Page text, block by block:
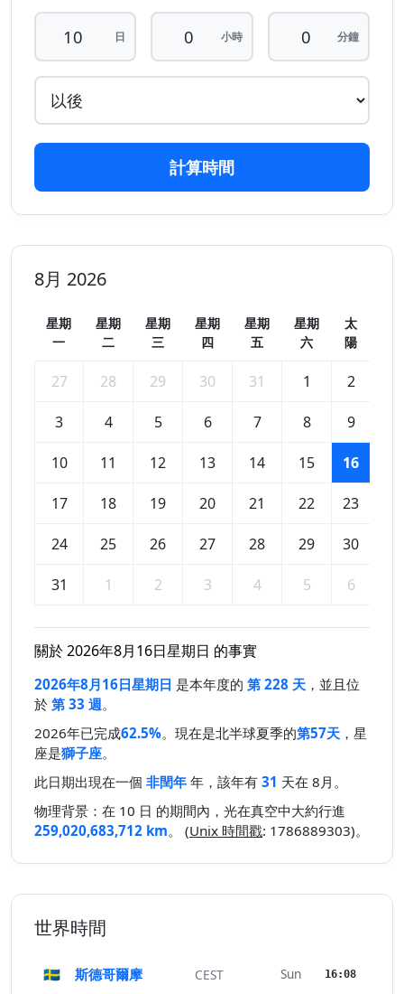
日 小時 分鐘
計算時間
8月 2026
星期
一
星期
二
星期
三
星期
四
星期
五
星期
六
太
陽
27 28 29 30 31 1 2
3 4 5 6 7 8 9
10 11 12 13 14 15 16
17 18 19 20 21 22 23
24 25 26 27 28 29 30
31 1 2 3 4 5 6
關於 2026年8月16日星期日 的事實
2026年8月16日星期日 是本年度的 第 228 天 ，並且位
於 第 33 週。
2026年已完成62.5%。現在是北半球夏季的第57天 ，星
座是獅子座。
此日期出現在一個 非閏年 年，該年有 31 天在 8月。
物理背景：在 10 日 的期間內，光在真空中大約行進
259,020,683,712 km。 (Unix 時間戳: 1786889303)。
世界時間
🇸🇪 斯德哥爾摩 CEST Sun 16:08